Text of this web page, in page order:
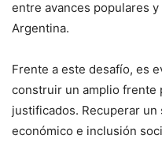
entre avances populares
Argentina.
Frente a este desafío, es
construir un amplio frente
justificados. Recuperar
económico e inclusión